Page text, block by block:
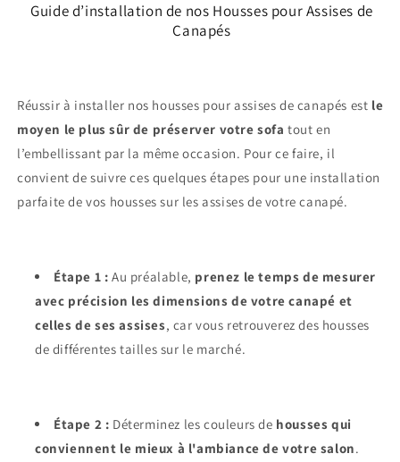
Guide d’installation de nos Housses pour Assises de
Canapés
Réussir à installer nos housses pour assises de canapés est le
moyen le plus sûr de préserver votre sofa tout en
l’embellissant par la même occasion. Pour ce faire, il
convient de suivre ces quelques étapes pour une installation
parfaite de vos housses sur les assises de votre canapé.
Étape 1 : Au préalable, prenez le temps de mesurer
avec précision les dimensions de votre canapé et
celles de ses assises, car vous retrouverez des housses
de différentes tailles sur le marché.
Étape 2 : Déterminez les couleurs de housses qui
conviennent le mieux à l'ambiance de votre salon.